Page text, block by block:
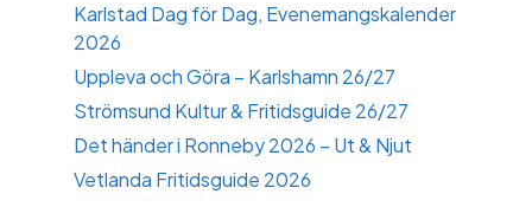
Karlstad Dag för Dag, Evenemangskalender
2026
Uppleva och Göra – Karlshamn 26/27
Strömsund Kultur & Fritidsguide 26/27
Det händer i Ronneby 2026 – Ut & Njut
Vetlanda Fritidsguide 2026